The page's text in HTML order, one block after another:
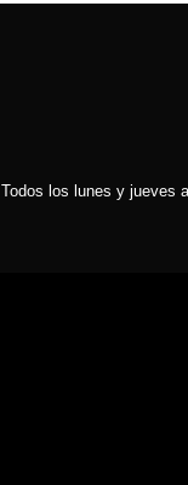
Todos los lunes y jueves